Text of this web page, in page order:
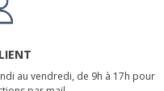
au vendredi, de 9h à 17h pour